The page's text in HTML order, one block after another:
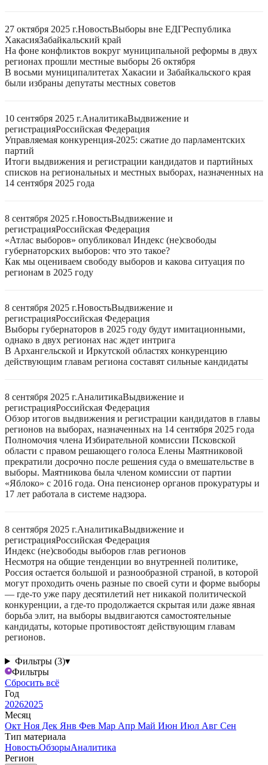
27 октября 2025 г.НовостьВыборы вне ЕДГРеспублика
ХакасияЗабайкальский край
На фоне конфликтов вокруг муниципальной реформы в двух
регионах прошли местные выборы 26 октября
В восьми муниципалитетах Хакасии и Забайкальского края
были избраны депутаты местных советов
10 сентября 2025 г.АналитикаВыдвижение и
регистрацияРоссийская Федерация
Управляемая конкуренция-2025: сжатие до парламентских
партий
Итоги выдвижения и регистрации кандидатов и партийных
списков на региональных и местных выборах, назначенных на
14 сентября 2025 года
8 сентября 2025 г.НовостьВыдвижение и
регистрацияРоссийская Федерация
«Атлас выборов» опубликовал Индекс (не)свободы
губернаторских выборов: что это такое?
Как мы оцениваем свободу выборов и какова ситуация по
регионам в 2025 году
8 сентября 2025 г.НовостьВыдвижение и
регистрацияРоссийская Федерация
Выборы губернаторов в 2025 году будут имитационными,
однако в двух регионах нас ждет интрига
В Архангельской и Иркутской областях конкуренцию
действующим главам региона составят сильные кандидаты
8 сентября 2025 г.АналитикаВыдвижение и
регистрацияРоссийская Федерация
Обзор итогов выдвижения и регистрации кандидатов в главы
регионов на выборах, назначенных на 14 сентября 2025 года
Полномочия члена Избирательной комиссии Псковской
области с правом решающего голоса Елены Маятниковой
прекратили досрочно после решения суда о вмешательстве в
выборы. Маятникова была членом комиссии от партии
«Яблоко» с 2016 года. Она пенсионер органов прокуратуры и
17 лет работала в системе надзора.
8 сентября 2025 г.АналитикаВыдвижение и
регистрацияРоссийская Федерация
Индекс (не)свободы выборов глав регионов
Несмотря на общие тенденции во внутренней политике,
Россия остается большой и разнообразной страной, в которой
могут проходить очень разные по своей сути и форме выборы
— где-то уже пару десятилетий нет никакой политической
конкуренции, а где-то продолжается скрытая или даже явная
борьба элит, на выборы выдвигаются самостоятельные
кандидаты, которые противостоят действующим главам
регионов.
Фильтры (3)▾
Фильтры
Сбросить всё
Год
20262025
Месяц
Окт Ноя Дек Янв Фев Мар Апр Май Июн Июл Авг Сен
Тип материала
НовостьОбзорыАналитика
Регион